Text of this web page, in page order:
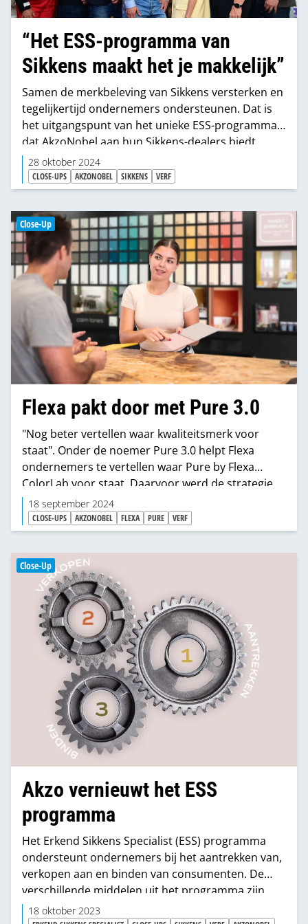
“Het ESS-programma van
Sikkens maakt het je makkelijk”
Samen de merkbeleving van Sikkens versterken en
tegelijkertijd ondernemers ondersteunen. Dat is
het uitgangspunt van het unieke ESS-programma
dat AkzoNobel aan hun Sikkens-dealers biedt.
Dankzij het Sales Boost Budget hebben onder­
nemers de mogelijkheid zelf te bepalen welke
middelen ze in willen zetten. AkzoNobel initieerde
een gesprek met vijf Erkend Sikkens Specialisten
waarbij ze hun ervaringen deelden.
28 oktober 2024
CLOSE-UPS AKZONOBEL SIKKENS VERF
Close-Up
Flexa pakt door met Pure 3.0
"Nog beter vertellen waar kwaliteitsmerk voor
staat". Onder de noemer Pure 3.0 helpt Flexa
ondernemers te vertellen waar Pure by Flexa
ColorLab voor staat. Daarvoor werd de strategie
van het merk aangescherpt en verfrist, waarbij de
kwaliteit op hetzelfde hoge niveau is gebleven. “We
hebben samen bekeken hoe we Pure nog scherper
in de markt kunnen zetten. Met drie pijlers geven
we het merk weer een frisse blik.”
18 september 2024
CLOSE-UPS AKZONOBEL FLEXA PURE VERF
Close-Up
Akzo vernieuwt het ESS
programma
Het Erkend Sikkens Specialist (ESS) programma
ondersteunt ondernemers bij het aantrekken van,
verkopen aan en binden van consumenten. De
verschillende middelen uit het programma zijn
door Erkend Sikkens Specialisten naar eigen
18 oktober 2023